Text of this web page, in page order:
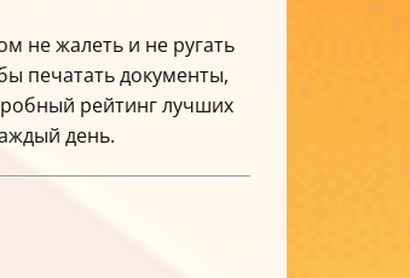
не жалеть и не ругать
печатать документы,
рейтинг лучших
день.